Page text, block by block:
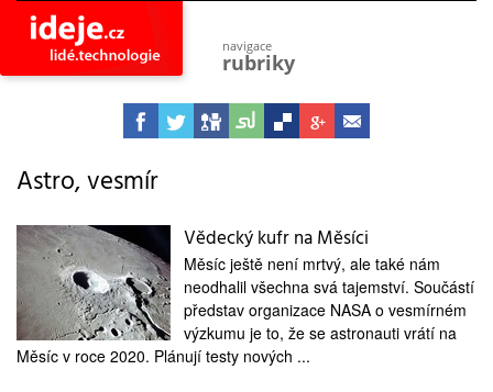
navigace
rubriky
astro
vesmír
společnost
objevy
vynálezy
planeta
přiroda
Astro, vesmír
Vědecký kufr na Měsíci
Měsíc ještě není mrtvý, ale také nám
neodhalil všechna svá tajemství. Součástí
představ organizace NASA o vesmírném
výzkumu je to, že se astronauti vrátí na
Měsíc v roce 2020. Plánují testy nových ...